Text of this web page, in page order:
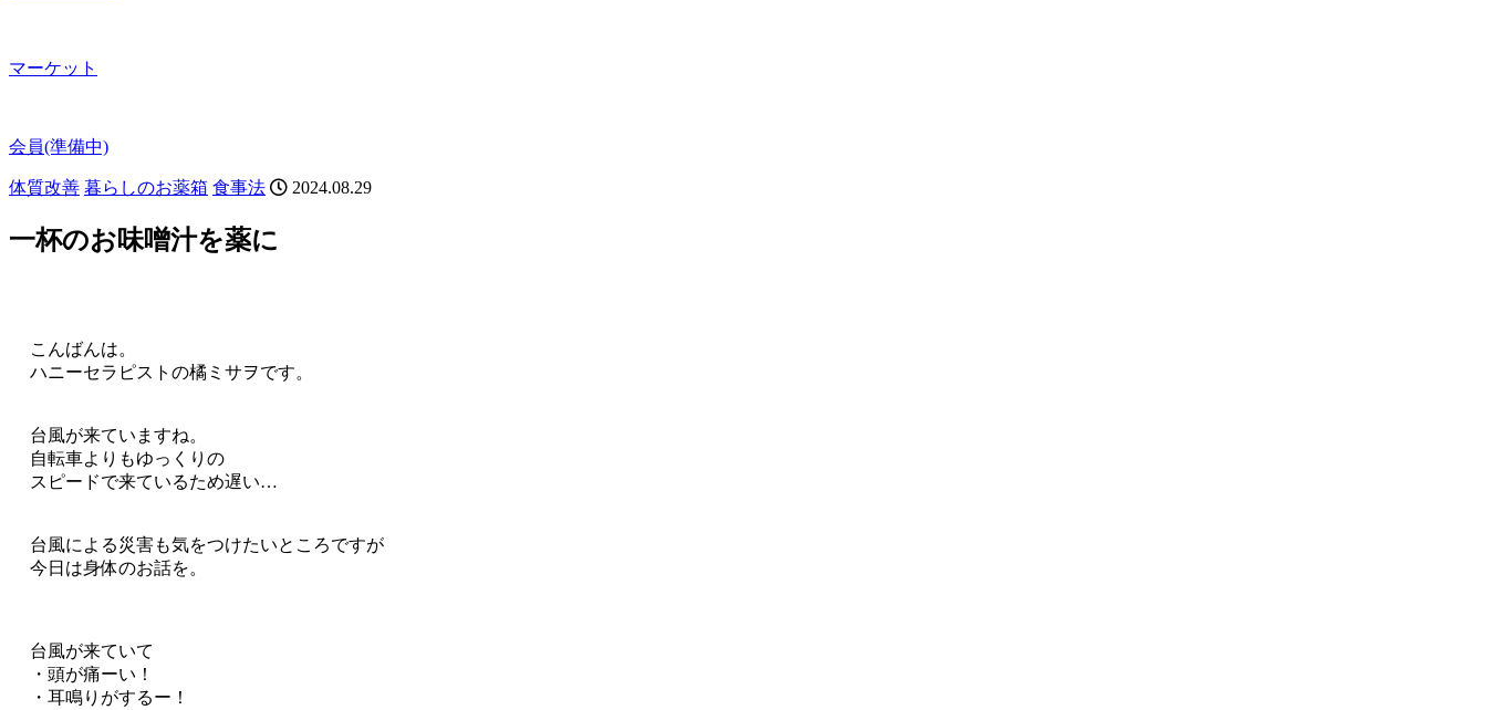
マーケット
会員(準備中)
体質改善 暮らしのお薬箱 食事法 2024.08.29
一杯のお味噌汁を薬に
こんばんは。
ハニーセラピストの橘ミサヲです。
台風が来ていますね。
自転車よりもゆっくりの
スピードで来ているため遅い…
台風による災害も気をつけたいところですが
今日は身体のお話を。
台風が来ていて
・頭が痛ーい！
・耳鳴りがするー！